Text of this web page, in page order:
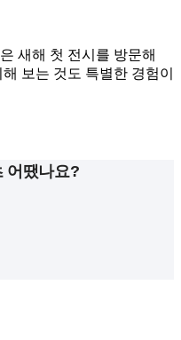
새해 첫 전시를 방문해
보는 것도 특별한 경험이
어땠나요?